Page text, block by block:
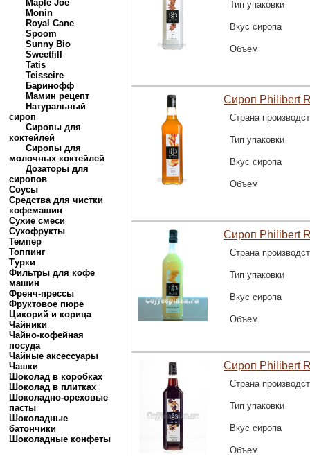
Maple Joe
Monin
Royal Cane
Spoom
Sunny Bio
Sweetfill
Tatis
Teisseire
Баринофф
Мамин рецепт
Натуральный
сироп
Сиропы для
коктейлей
Сиропы для
молочных коктейлей
Дозаторы для
сиропов
Соусы
Средства для чистки
кофемашин
Сухие смеси
Сухофрукты
Темпер
Топпинг
Турки
Фильтры для кофе
машин
Френч-прессы
Фруктовое пюре
Цикорий и корица
Чайники
Чайно-кофейная
посуда
Чайные аксессуары
Чашки
Шоколад в коробках
Шоколад в плитках
Шоколадно-ореховые
пасты
Шоколадные
батончики
Шоколадные конфеты
Тип упаковки
Вкус сиропа
Объем
Сироп Philibert
Страна
Тип упаковки
Вкус сиропа
Объем
Сироп Philibert
Страна
Тип упаковки
Вкус сиропа
Объем
Сироп Philibert
Страна
Тип упаковки
Вкус сиропа
Объем